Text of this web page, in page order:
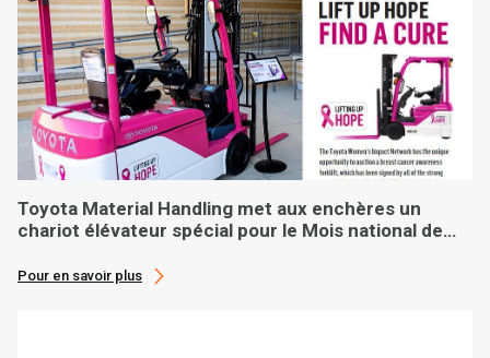
Toyota Material Handling met aux enchères un
chariot élévateur spécial pour le Mois national de
Pour en savoir plus